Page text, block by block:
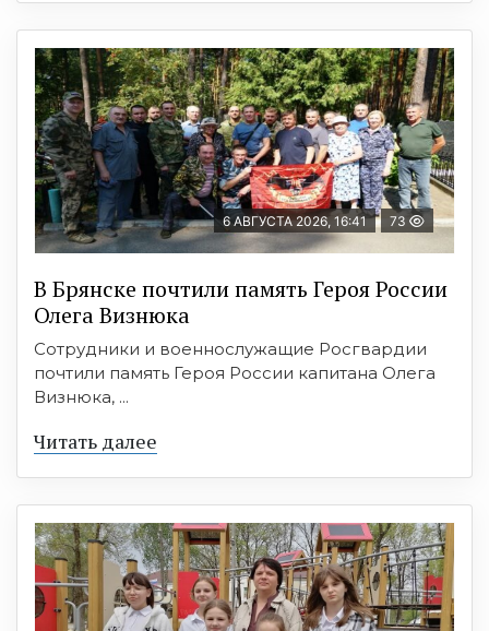
6 АВГУСТА 2026, 16:41 73
В Брянске почтили память Героя России
Олега Визнюка
Сотрудники и военнослужащие Росгвардии
почтили память Героя России капитана Олега
Визнюка, ...
Читать далее